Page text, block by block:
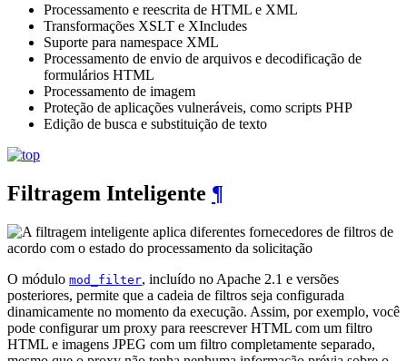
Processamento e reescrita de HTML e XML
Transformações XSLT e XIncludes
Suporte para namespace XML
Processamento de envio de arquivos e decodificação de
formulários HTML
Processamento de imagem
Proteção de aplicações vulneráveis, como scripts PHP
Edição de busca e substituição de texto
Filtragem Inteligente ¶
O módulo mod_filter, incluído no Apache 2.1 e versões
posteriores, permite que a cadeia de filtros seja configurada
dinamicamente no momento da execução. Assim, por exemplo, você
pode configurar um proxy para reescrever HTML com um filtro
HTML e imagens JPEG com um filtro completamente separado,